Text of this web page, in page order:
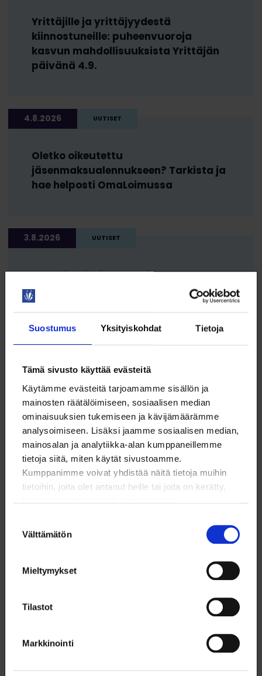
Suostumus Yksityiskohdat Tietoja
Tämä sivusto käyttää evästeitä
Käytämme evästeitä tarjoamamme sisällön ja
mainosten räätälöimiseen, sosiaalisen median
ominaisuuksien tukemiseen ja kävijämäärämme
analysoimiseen. Lisäksi jaamme sosiaalisen median,
mainosalan ja analytiikka-alan kumppaneillemme
tietoja siitä, miten käytät sivustoamme.
Kumppanimme voivat yhdistää näitä tietoja muihin
tietoihin, joita olet antanut heille tai joita on kerätty,
valinta
Välttämätön
Mieltymykset
Tilastot
Markkinointi
Yrittäjille ja yrittäjyydestä
kiinnostuneille: puheenvuoroja
kasvun mahdollisuuksista Yrittäjän
päivänä 4.9.
4.8.2026 UUTISET
Oletko oikeutettu
jäsenmaksualennukseen? Tarkista ja
hae helposti OmaLoimussa
3.8.2026 UUTISET
Edessä työttömyys tai lomautus?
Hyödynnä Loimun ja Ote-kassan tuki
14.7.2026 AJANKOHTAISET
ja työttömille – hakuaika käynnissä
27.6.2026 UUTISET
Helsinki Pridessä huikea määrä
yli 2 000